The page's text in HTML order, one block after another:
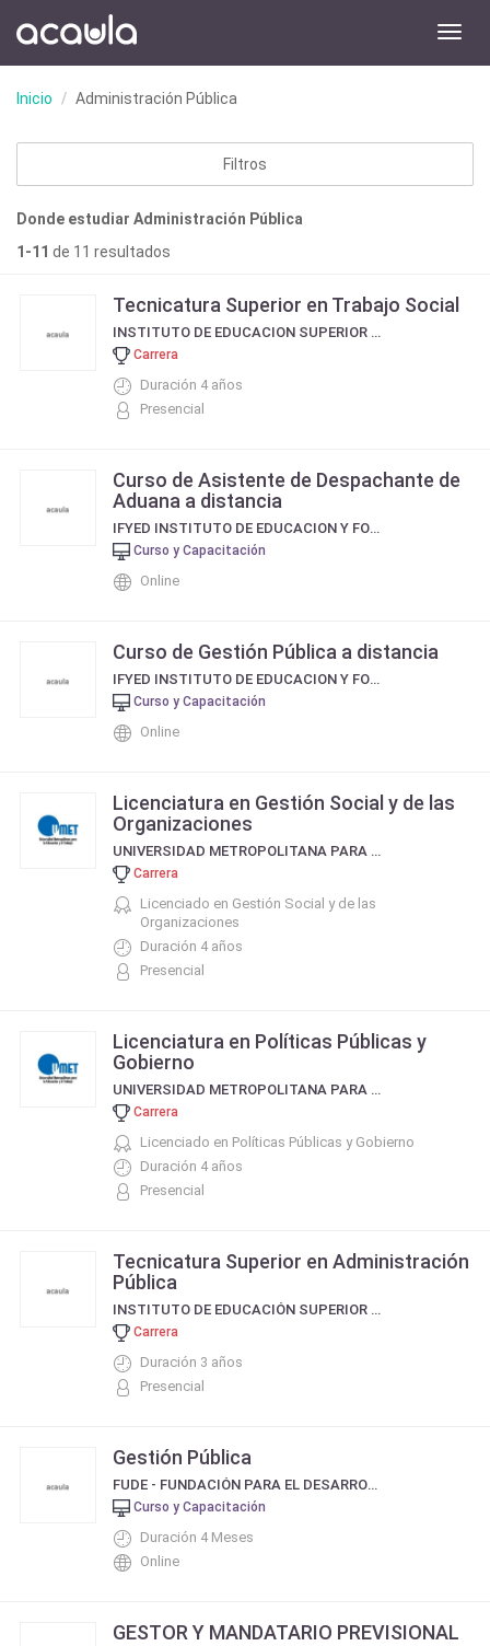
Inicio Administración Pública
Filtros
Donde estudiar Administración Pública
1-11 de 11 resultados
Tecnicatura Superior en Trabajo Social
INSTITUTO DE EDUCACION SUPERIOR MONSEÑOR LODIGIANI
Carrera
Duración 4 años
Presencial
Curso de Asistente de Despachante de
Aduana a distancia
IFYED INSTITUTO DE EDUCACION Y FORMACIÓN A DISTANCIA
Curso y Capacitación
Online
Curso de Gestión Pública a distancia
IFYED INSTITUTO DE EDUCACION Y FORMACIÓN A DISTANCIA
Curso y Capacitación
Online
Licenciatura en Gestión Social y de las
Organizaciones
UNIVERSIDAD METROPOLITANA PARA LA EDUCACION Y EL TRABAJO (UMET)
Carrera
Licenciado en Gestión Social y de las
Organizaciones
Duración 4 años
Presencial
Licenciatura en Políticas Públicas y
Gobierno
UNIVERSIDAD METROPOLITANA PARA LA EDUCACION Y EL TRABAJO (UMET)
Carrera
Licenciado en Políticas Públicas y Gobierno
Duración 4 años
Presencial
Tecnicatura Superior en Administración
Pública
INSTITUTO DE EDUCACIÓN SUPERIOR "RCA DE ENTRE RÍOS" - MARÍA GRANDE
Carrera
Duración 3 años
Presencial
Gestión Pública
FUDE - FUNDACIÓN PARA EL DESARROLLO EDUCATIVO
Curso y Capacitación
Duración 4 Meses
Online
GESTOR Y MANDATARIO PREVISIONAL